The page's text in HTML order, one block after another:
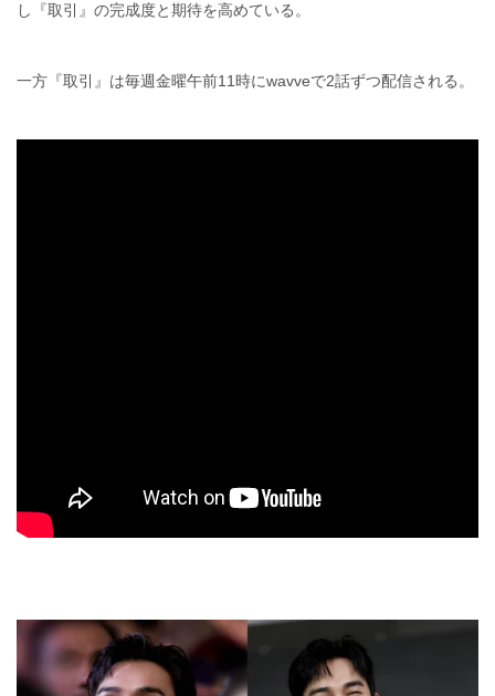
し『取引』の完成度と期待を高めている。
一方『取引』は毎週金曜午前11時にwavveで2話ずつ配信される。